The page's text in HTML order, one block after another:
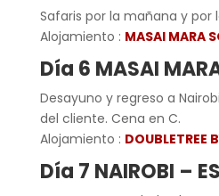
Safaris por la mañana y por
Alojamiento : MASAI MARA
Día 6 MASAI
Desayuno y regreso a
del cliente. Cena en C.
Alojamiento : DOUBLETREE
Día 7 NAIROBI –